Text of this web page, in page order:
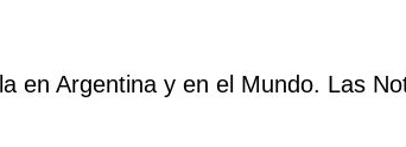
en Argentina y en el Mundo. Las